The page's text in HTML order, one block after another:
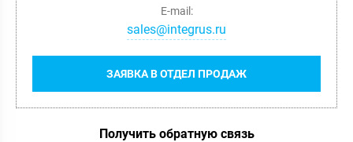
ЗАЯВКА В ОТДЕЛ ПРОДАЖ
E-mail:
sales@integrus.ru
Получить обратную связь